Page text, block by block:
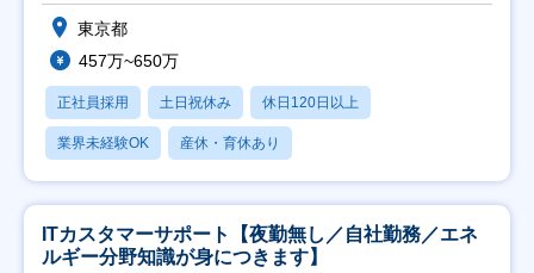
東京都
457万~650万
正社員採用 土日祝休み 休日120日以上
業界未経験OK 産休・育休あり
ITカスタマーサポート【夜勤無し／自社勤務／エネ
ルギー分野知識が身につきます】